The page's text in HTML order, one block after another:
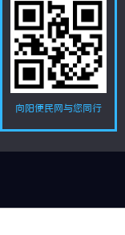
向阳便民网与您同行